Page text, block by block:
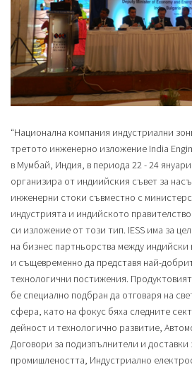
“Национална компания индустриални
третото инженерно изложение India
в Мумбай, Индия, в периода 22 - 24
организира от индиийския съвет за
инженерни стоки съвместно с
индустрията и индийското
си изложение от този тип. IESS има за
на бизнес партньорства между
и същевременно да представя най-
технологични постижения.
бе специално подбран да отговаря на
сфера, като на фокус бяха следните
дейност и технологично развитие,
Договори за подизпълнители и доставки
промишлеността, Индустриално